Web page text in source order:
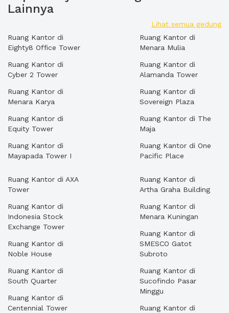
Lainnya
Lihat semua gedung
Ruang Kantor di
Eighty8 Office Tower
Ruang Kantor di
Cyber 2 Tower
Ruang Kantor di
Menara Karya
Ruang Kantor di
Equity Tower
Ruang Kantor di
Mayapada Tower I
Ruang Kantor di
Menara Mulia
Ruang Kantor di
Alamanda Tower
Ruang Kantor di
Sovereign Plaza
Ruang Kantor di The
Maja
Ruang Kantor di One
Pacific Place
Ruang Kantor di AXA
Tower
Ruang Kantor di
Indonesia Stock
Exchange Tower
Ruang Kantor di
Noble House
Ruang Kantor di
South Quarter
Ruang Kantor di
Centennial Tower
Ruang Kantor di
Artha Graha Building
Ruang Kantor di
Menara Kuningan
Ruang Kantor di
SMESCO Gatot
Subroto
Ruang Kantor di
Sucofindo Pasar
Minggu
Ruang Kantor di